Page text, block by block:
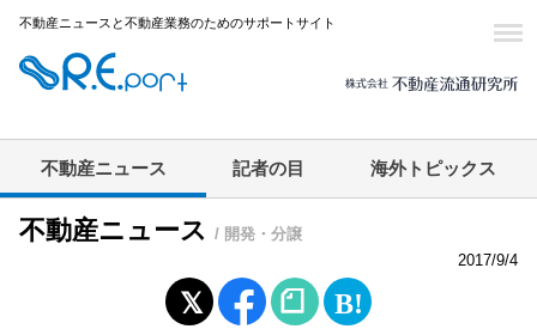
不動産ニュースと不動産業務のためのサポートサイト
不動産ニュース 記者の目 海外トピックス
不動産ニュース / 開発・分譲
2017/9/4